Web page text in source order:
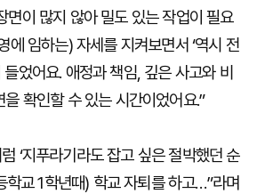
면이 많지 않아 밀도 있는 작업이 필요
에 임하는) 자세를 지켜보면서 ‘역시 전
었어요. 애정과 책임, 깊은 사고와 비
확인할 수 있는 시간이었어요.”
‘지푸라기라도 잡고 싶은 절박했던 순
학교 1학년때) 학교 자퇴를 하고…”라며